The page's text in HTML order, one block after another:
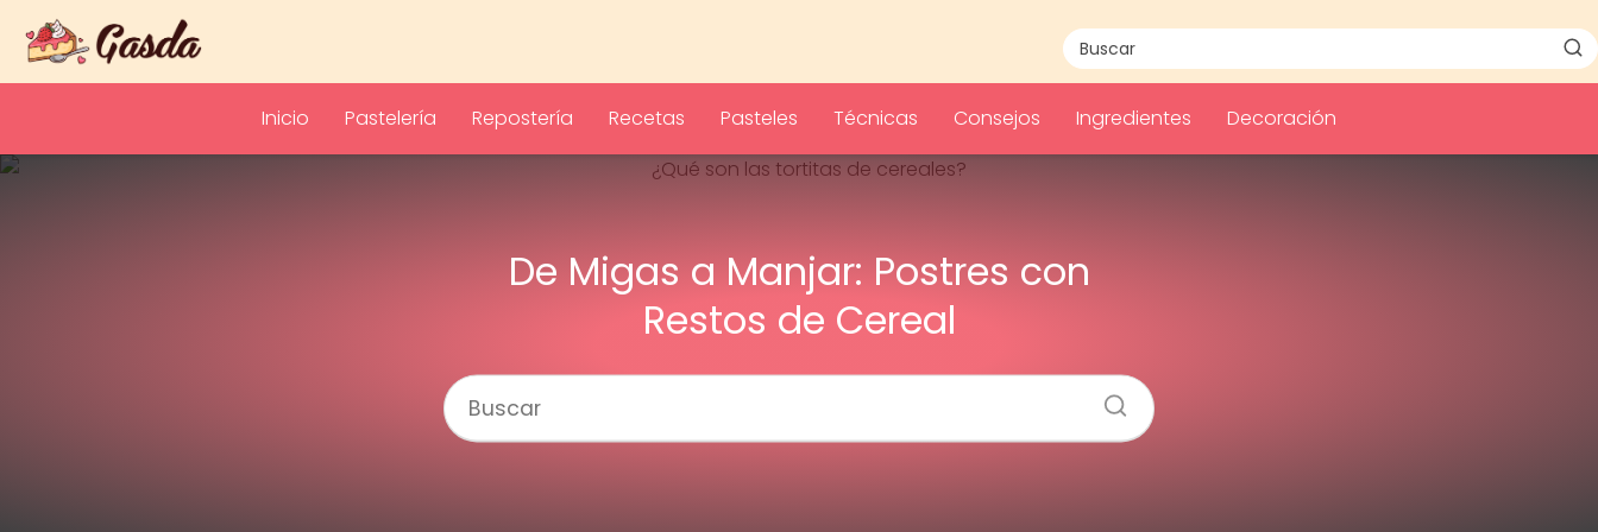
Inicio Pastelería Repostería Recetas Pasteles Técnicas Consejos Ingredientes Decoración
De Migas a Manjar: Postres con
Restos de Cereal